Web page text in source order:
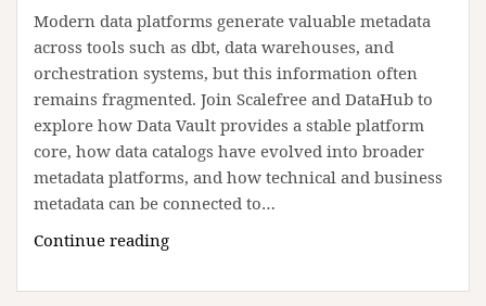
Modern data platforms generate valuable metadata
across tools such as dbt, data warehouses, and
orchestration systems, but this information often
remains fragmented. Join Scalefree and DataHub to
explore how Data Vault provides a stable platform
core, how data catalogs have evolved into broader
metadata platforms, and how technical and business
metadata can be connected to…
Continue readingFrom
to